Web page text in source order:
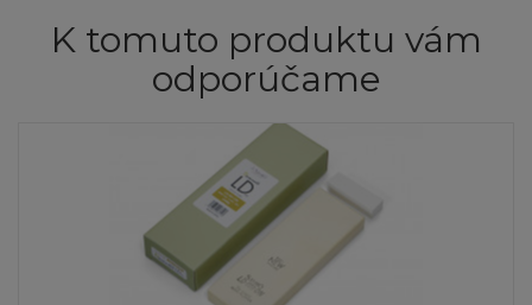
K tomuto produktu vám
odporúčame